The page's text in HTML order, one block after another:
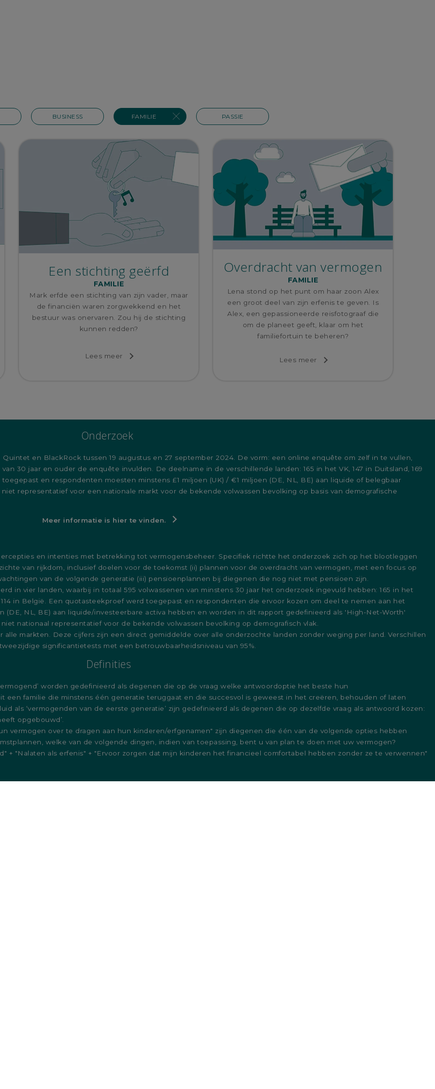
BUSINESS FAMILIE PASSIE
Een stichting geërfd
FAMILIE
Mark erfde een stichting van zijn vader, maar
de financiën waren zorgwekkend en het
bestuur was onervaren. Zou hij de stichting
kunnen redden?
Lees meer
Overdracht van vermogen
FAMILIE
Lena stond op het punt om haar zoon Alex
een groot deel van zijn erfenis te geven. Is
Alex, een gepassioneerde reisfotograaf die
om de planeet geeft, klaar om het
familiefortuin te beheren?
Lees meer
Onderzoek
en BlackRock tussen 19 augustus en 27 september 2024. De vorm: een online enquête om zelf in te vullen,
30 jaar en ouder de enquête invulden. De deelname in de verschillende landen: 165 in het VK, 147 in Duitsland, 169
en respondenten moesten minstens £1 miljoen (UK) / €1 miljoen (DE, NL, BE) aan liquide of belegbaar
representatief voor een nationale markt voor de bekende volwassen bevolking op basis van demografische
Meer informatie is hier te vinden.
en intenties met betrekking tot vermogensbeheer. Specifiek richtte het onderzoek zich op het blootleggen
van rijkdom, inclusief doelen voor de toekomst (ii) plannen voor de overdracht van vermogen, met een focus op
van de volgende generatie (iii) pensioenplannen bij diegenen die nog niet met pensioen zijn.
in vier landen, waarbij in totaal 595 volwassenen van minstens 30 jaar het onderzoek ingevuld hebben: 165 in het
in België. Een quotasteekproef werd toegepast en respondenten die ervoor kozen om deel te nemen aan het
(DE, NL, BE) aan liquide/investeerbare activa hebben en worden in dit rapport gedefinieerd als 'High-Net-Worth'
nationaal representatief voor de bekende volwassen bevolking op demografisch vlak.
markten. Deze cijfers zijn een direct gemiddelde over alle onderzochte landen zonder weging per land. Verschillen
significantietests met een betrouwbaarheidsniveau van 95%.
Definities
worden gedefinieerd als degenen die op de vraag welke antwoordoptie het beste hun
een familie die minstens één generatie teruggaat en die succesvol is geweest in het creëren, behouden of laten
als ‘vermogenden van de eerste generatie’ zijn gedefinieerd als degenen die op dezelfde vraag als antwoord kozen:
opgebouwd’.
vermogen over te dragen aan hun kinderen/erfgenamen" zijn diegenen die één van de volgende opties hebben
welke van de volgende dingen, indien van toepassing, bent u van plan te doen met uw vermogen?
+ "Nalaten als erfenis" + "Ervoor zorgen dat mijn kinderen het financieel comfortabel hebben zonder ze te verwennen"